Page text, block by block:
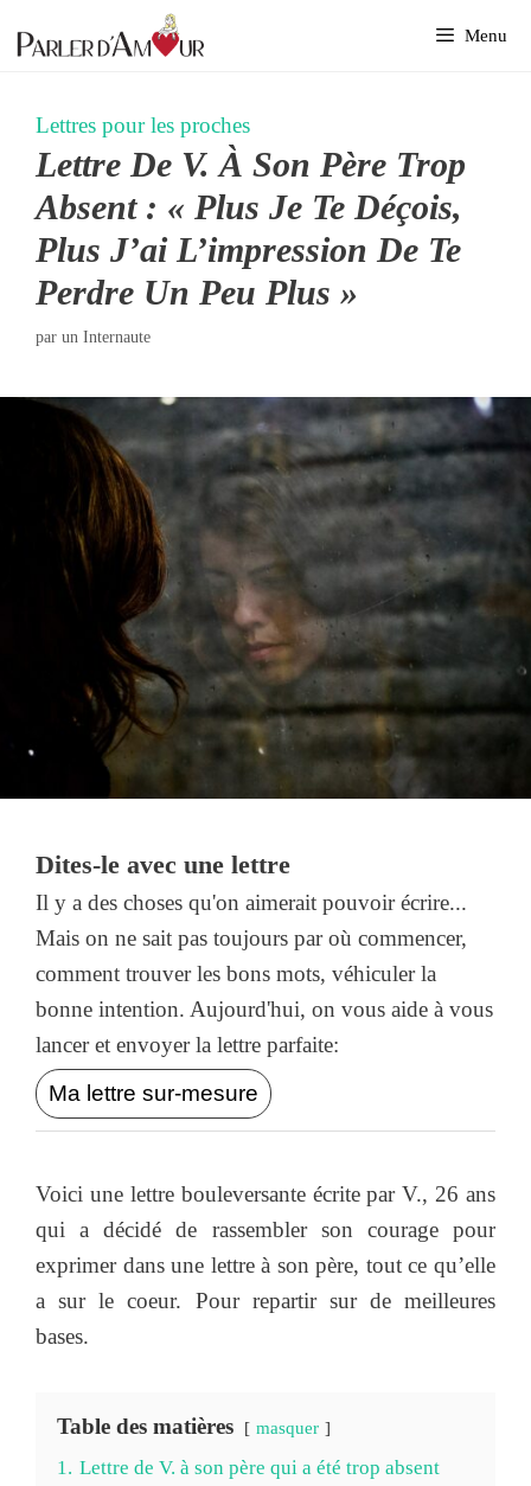
au
Menu
Lettres pour les proches
Lettre De V. À Son Père Trop
Absent : « Plus Je Te Déçois,
Plus J’ai L’impression De Te
Perdre Un Peu Plus »
par un Internaute
Dites-le avec une lettre
Il y a des choses qu'on aimerait pouvoir écrire...
Mais on ne sait pas toujours par où commencer,
comment trouver les bons mots, véhiculer la
bonne intention. Aujourd'hui, on vous aide à vous
lancer et envoyer la lettre parfaite:
Ma lettre sur-mesure
Voici une lettre bouleversante écrite par V., 26 ans
qui a décidé de rassembler son courage pour
exprimer dans une lettre à son père, tout ce qu’elle
a sur le coeur. Pour repartir sur de meilleures
bases.
Table des matières masquer
1. Lettre de V. à son père qui a été trop absent